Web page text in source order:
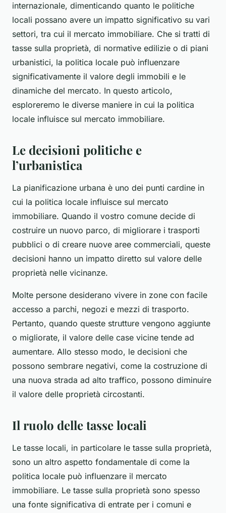
internazionale, dimenticando quanto le politiche
locali possano avere un impatto significativo su vari
settori, tra cui il mercato immobiliare. Che si tratti di
tasse sulla proprietà, di normative edilizie o di piani
urbanistici, la politica locale può influenzare
significativamente il valore degli immobili e le
dinamiche del mercato. In questo articolo,
esploreremo le diverse maniere in cui la politica
locale influisce sul mercato immobiliare.
Le decisioni politiche e
l’urbanistica
La pianificazione urbana è uno dei punti cardine in
cui la politica locale influisce sul mercato
immobiliare. Quando il vostro comune decide di
costruire un nuovo parco, di migliorare i trasporti
pubblici o di creare nuove aree commerciali, queste
decisioni hanno un impatto diretto sul valore delle
proprietà nelle vicinanze.
Molte persone desiderano vivere in zone con facile
accesso a parchi, negozi e mezzi di trasporto.
Pertanto, quando queste strutture vengono aggiunte
o migliorate, il valore delle case vicine tende ad
aumentare. Allo stesso modo, le decisioni che
possono sembrare negativi, come la costruzione di
una nuova strada ad alto traffico, possono diminuire
il valore delle proprietà circostanti.
Il ruolo delle tasse locali
Le tasse locali, in particolare le tasse sulla proprietà,
sono un altro aspetto fondamentale di come la
politica locale può influenzare il mercato
immobiliare. Le tasse sulla proprietà sono spesso
una fonte significativa di entrate per i comuni e